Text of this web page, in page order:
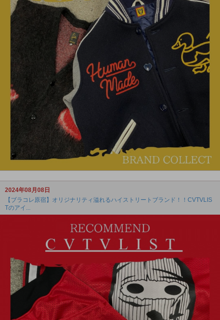
2024年08月08日
【ブラコレ原宿】オリジナリティ溢れるハイストリートブランド！！CVTVLIS
Tのアイ...